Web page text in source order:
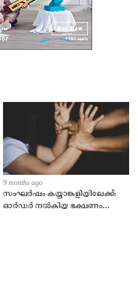
9 months ago
സംഘർഷം കയ്യാങ്കളിയിലേക്ക്:
ഓർഡർ നൽകിയ ഭക്ഷണം